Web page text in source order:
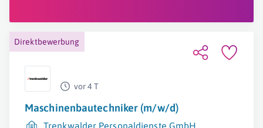
Direktbewerbung
vor 4 T
Maschinenbautechniker (m/w/d)
Trenkwalder Personaldienste GmbH